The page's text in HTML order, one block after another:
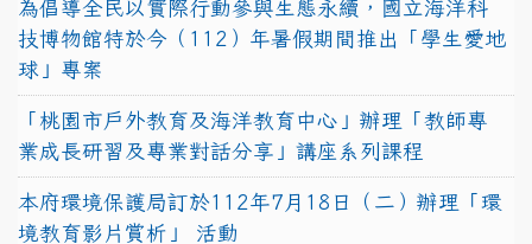
為倡導全民以實際行動參與生態永續，國立海洋科
技博物館特於今（112）年暑假期間推出「學生愛地
球」專案
「桃園市戶外教育及海洋教育中心」辦理「教師專
業成長研習及專業對話分享」講座系列課程
本府環境保護局訂於112年7月18日（二）辦理「環
境教育影片賞析」 活動